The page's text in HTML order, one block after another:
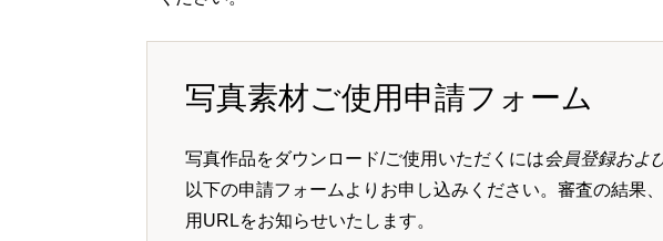
写真素材ご使用申請フォーム
写真作品をダウンロード/ご使用いただくには会員登録およ
以下の申請フォームよりお申し込みください。審査の結果
用URLをお知らせいたします。